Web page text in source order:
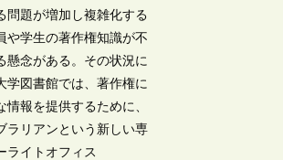
問題が増加し複雑化する
や学生の著作権知識が不
懸念がある。その状況に
学図書館では、著作権に
情報を提供するために、
ラリアンという新しい専
ライトオフィス